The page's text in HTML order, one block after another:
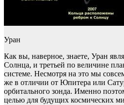
Уран
Как вы, наверное, знаете, Уран
Солнца, и третьей по величине
системе. Несмотря на это мы
же в отличии от Юпитера или
орбитального зонда. Именно
целью для будущих космических